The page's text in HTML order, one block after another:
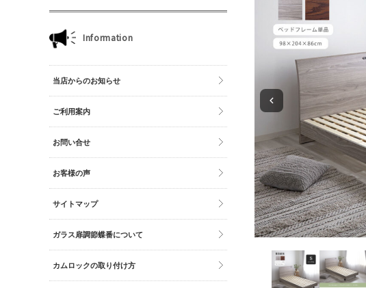
ミラー・ドレッサー
本立て・マガジンラック
時計
バッグ
財布
Information
当店からのお知らせ
ご利用案内
お問い合せ
お客様の声
サイトマップ
ガラス扉調節蝶番について
カムロックの取り付け方